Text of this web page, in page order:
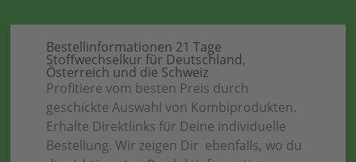
Bestellinformationen 21 Tage
Stoffwechselkur für Deutschland,
Österreich und die Schweiz
Profitiere vom besten Preis durch
geschickte Auswahl von Kombiprodukten.
Erhalte Direktlinks für Deine individuelle
Bestellung. Wir zeigen Dir ebenfalls, wo du